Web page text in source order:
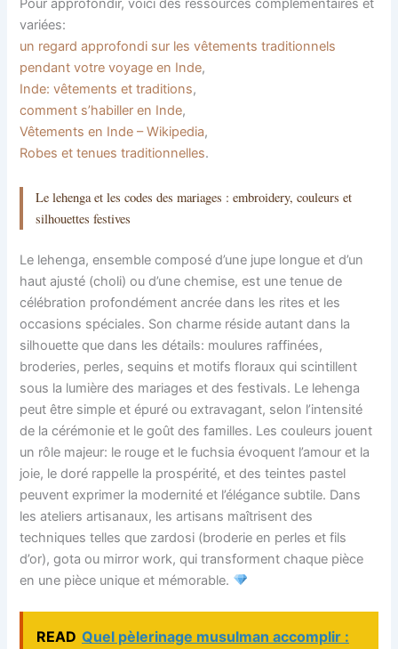
Pour approfondir, voici des ressources complémentaires et
variées:
un regard approfondi sur les vêtements traditionnels
pendant votre voyage en Inde,
Inde: vêtements et traditions,
comment s’habiller en Inde,
Vêtements en Inde – Wikipedia,
Robes et tenues traditionnelles.
Le lehenga et les codes des mariages : embroidery, couleurs et
silhouettes festives
Le lehenga, ensemble composé d’une jupe longue et d’un
haut ajusté (choli) ou d’une chemise, est une tenue de
célébration profondément ancrée dans les rites et les
occasions spéciales. Son charme réside autant dans la
silhouette que dans les détails: moulures raffinées,
broderies, perles, sequins et motifs floraux qui scintillent
sous la lumière des mariages et des festivals. Le lehenga
peut être simple et épuré ou extravagant, selon l’intensité
de la cérémonie et le goût des familles. Les couleurs jouent
un rôle majeur: le rouge et le fuchsia évoquent l’amour et la
joie, le doré rappelle la prospérité, et des teintes pastel
peuvent exprimer la modernité et l’élégance subtile. Dans
les ateliers artisanaux, les artisans maîtrisent des
techniques telles que zardosi (broderie en perles et fils
d’or), gota ou mirror work, qui transforment chaque pièce
en une pièce unique et mémorable.
READ Quel pèlerinage musulman accomplir :